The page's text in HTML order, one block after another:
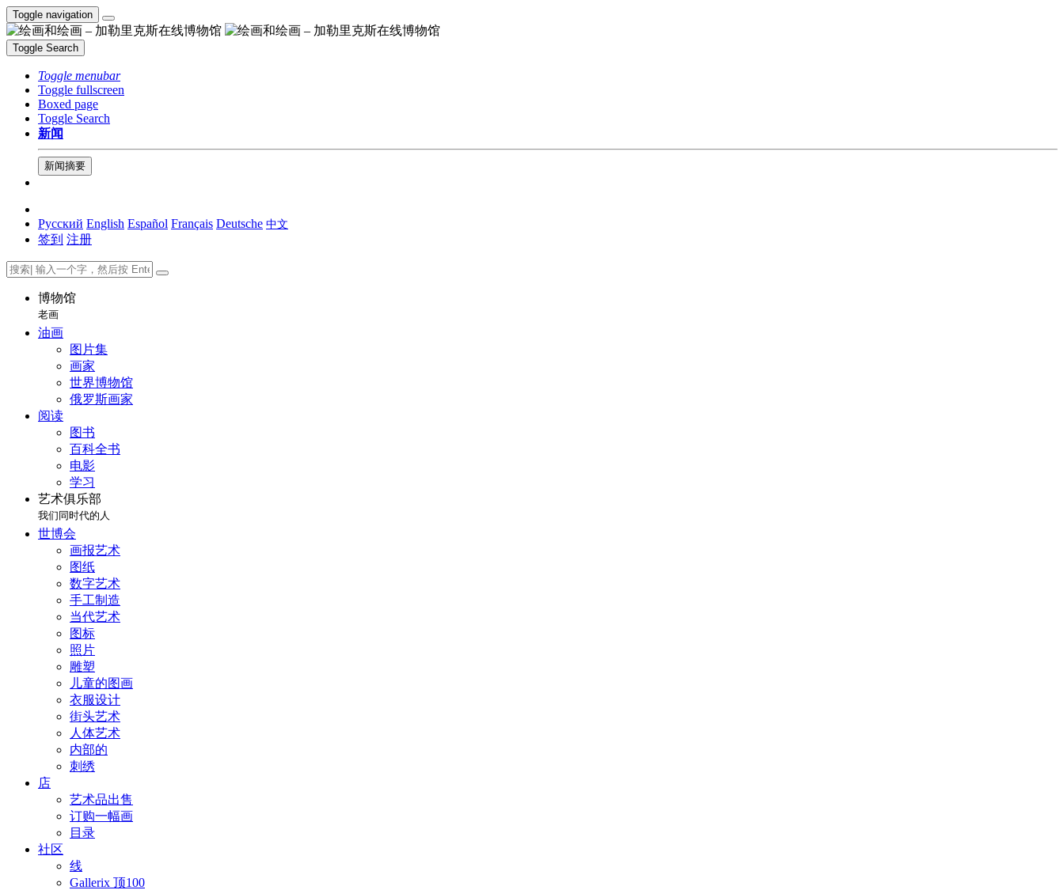
Toggle navigation
Toggle Search
Toggle menubar
Toggle fullscreen
Boxed page
Toggle Search
新闻
新闻摘要
Русский English Español Français Deutsche 中文
签到 注册
博物馆
老画
油画
图片集
画家
世界博物馆
俄罗斯画家
阅读
图书
百科全书
电影
学习
艺术俱乐部
我们同时代的人
世博会
画报艺术
图纸
数字艺术
手工制造
当代艺术
图标
照片
雕塑
儿童的图画
衣服设计
街头艺术
人体艺术
内部的
刺绣
店
艺术品出售
订购一幅画
目录
社区
线
Gallerix 顶100